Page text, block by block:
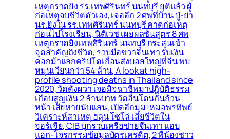
เหตุกราดยิง รร.เทพศิรินทร์ นนทบุรี ยุติแล้ว ผู้
ก่อเหตุจบชีวิตตัวเอง, เจออีก 2 ศพที่บ้าน ปู่-ย่า
นร.ยิงใน รร.เทพศิรินทร์ นนทบุรี คาดก่อเหตุ
ก่อนไปโรงเรียน, นิติเวช เผยผลชันสูตร 8 ศพ
เหตุกราดยิงเทพศิรินทร์ นนทบุรี กระสุนเข้า
จุดสำคัญถึงชีวิต, รวบมือขวาจีนเทา รับเงิน
คอกม้าแลกคริปโตเถื่อนส่งบอสใหญ่ที่จีน พบ
หมุนเวียนกว่า 54 ล้าน, A look at high-
profile shooting deaths in Thailand since
2020, วัดดังผวา เจอมิจฉาชีพมาปฎิบัติธรรม
เกือบสูญเงิน 2 ล้านบาท วัดอื่นโดนกันถ้วน
หน้า เสียหายนับแสน, เปิดอีกมุม! หมอพรทิพย์
วิเคราะห์สาเหตุ ฮลุน โซโล่ เสียชีวิตใน
จอร์เจีย, CIB บุกรวบเครือข่ายจีนเทา แอบ
แฮก-โจรกรรมข้อมูลบัตรเครดิต, 2 พี่น้องชาว